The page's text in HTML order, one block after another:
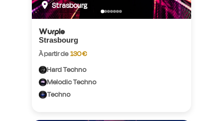
Strasbourg
Wurple
Strasbourg
À partir de 130 €
Hard Techno
Melodic Techno
Techno